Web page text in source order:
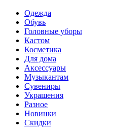
Одежда
Обувь
Головные уборы
Кастом
Косметика
Для дома
Аксессуары
Музыкантам
Сувениры
Украшения
Разное
Новинки
Скидки